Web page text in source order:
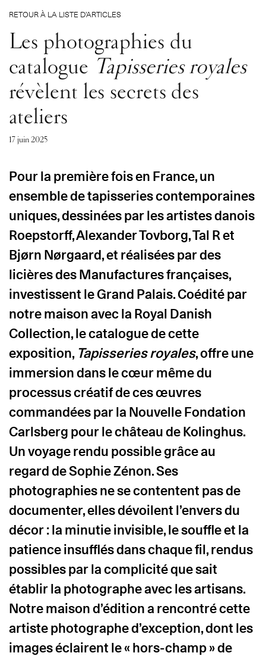
RETOUR À LA LISTE D’ARTICLES
Les photographies du
catalogue Tapisseries royales
révèlent les secrets des
ateliers
17 juin 2025
Pour la première fois en France, un
ensemble de tapisseries contemporaines
uniques, dessinées par les artistes danois
Roepstorff, Alexander Tovborg, Tal R et
Bjørn Nørgaard, et réalisées par des
licières desManufactures françaises,
investissent le Grand Palais. Coédité par
notre maison avec la Royal Danish
Collection, le catalogue de cette
exposition, Tapisseries royales,offre une
immersion dans le cœur même du
processus créatif de ces œuvres
commandées par la Nouvelle Fondation
Carlsberg pour le château de Kolinghus.
Un voyage rendu possible grâce au
regard deSophie Zénon. Ses
photographies ne se contentent pas de
documenter, elles dévoilent l’envers du
décor : la minutie invisible, le souffle et la
patience insufflés dans chaque fil, rendus
possibles par la complicité que sait
établir la photographe avec les artisans.
Notre maison d’édition a rencontré cette
artiste photographe d’exception, dont les
images éclairent le « hors-champ » de